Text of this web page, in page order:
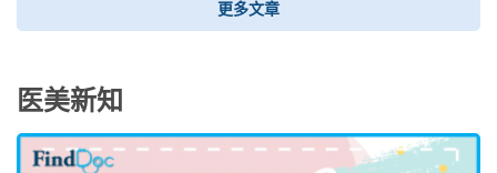
更多文章
医美新知